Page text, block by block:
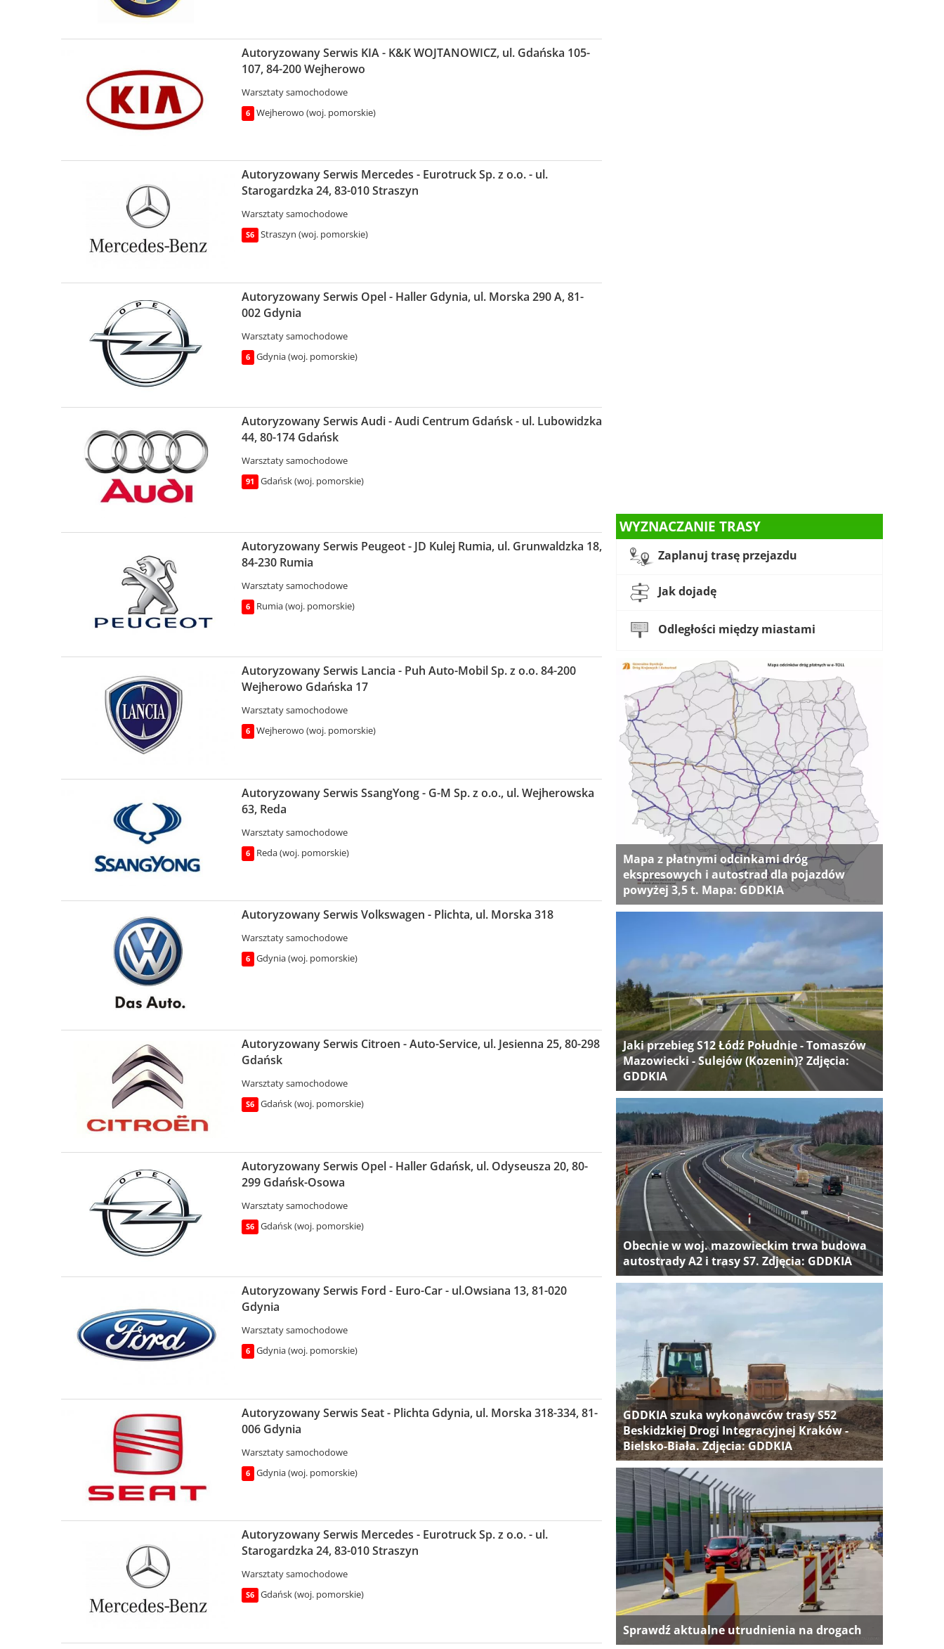
Autoryzowany Serwis KIA - K&K WOJTANOWICZ, ul. Gdańska 105-
107, 84-200 Wejherowo
Warsztaty samochodowe
6 Wejherowo (woj. pomorskie)
Autoryzowany Serwis Mercedes - Eurotruck Sp. z o.o. - ul.
Starogardzka 24, 83-010 Straszyn
Warsztaty samochodowe
S6 Straszyn (woj. pomorskie)
Autoryzowany Serwis Opel - Haller Gdynia, ul. Morska 290 A, 81-
002 Gdynia
Warsztaty samochodowe
6 Gdynia (woj. pomorskie)
Autoryzowany Serwis Audi - Audi Centrum Gdańsk - ul. Lubowidzka
44, 80-174 Gdańsk
Warsztaty samochodowe
91 Gdańsk (woj. pomorskie)
Autoryzowany Serwis Peugeot - JD Kulej Rumia, ul. Grunwaldzka 18,
84-230 Rumia
Warsztaty samochodowe
6 Rumia (woj. pomorskie)
Autoryzowany Serwis Lancia - Puh Auto-Mobil Sp. z o.o. 84-200
Wejherowo Gdańska 17
Warsztaty samochodowe
6 Wejherowo (woj. pomorskie)
Autoryzowany Serwis SsangYong - G-M Sp. z o.o., ul. Wejherowska
63, Reda
Warsztaty samochodowe
6 Reda (woj. pomorskie)
Autoryzowany Serwis Volkswagen - Plichta, ul. Morska 318
Warsztaty samochodowe
6 Gdynia (woj. pomorskie)
Autoryzowany Serwis Citroen - Auto-Service, ul. Jesienna 25, 80-298
Gdańsk
Warsztaty samochodowe
S6 Gdańsk (woj. pomorskie)
Autoryzowany Serwis Opel - Haller Gdańsk, ul. Odyseusza 20, 80-
299 Gdańsk-Osowa
Warsztaty samochodowe
S6 Gdańsk (woj. pomorskie)
Autoryzowany Serwis Ford - Euro-Car - ul.Owsiana 13, 81-020
Gdynia
Warsztaty samochodowe
6 Gdynia (woj. pomorskie)
Autoryzowany Serwis Seat - Plichta Gdynia, ul. Morska 318-334, 81-
006 Gdynia
Warsztaty samochodowe
6 Gdynia (woj. pomorskie)
Autoryzowany Serwis Mercedes - Eurotruck Sp. z o.o. - ul.
Starogardzka 24, 83-010 Straszyn
Warsztaty samochodowe
S6 Gdańsk (woj. pomorskie)
WYZNACZANIE TRASY
Zaplanuj trasę przejazdu
Jak dojadę
Odległości między miastami
Mapa z płatnymi odcinkami dróg
ekspresowych i autostrad dla pojazdów
powyżej 3,5 t. Mapa: GDDKIA
Jaki przebieg S12 Łódź Południe - Tomaszów
Mazowiecki - Sulejów (Kozenin)? Zdjęcia:
GDDKIA
Obecnie w woj. mazowieckim trwa budowa
autostrady A2 i trasy S7. Zdjęcia: GDDKIA
GDDKIA szuka wykonawców trasy S52
Beskidzkiej Drogi Integracyjnej Kraków -
Bielsko-Biała. Zdjęcia: GDDKIA
Sprawdź aktualne utrudnienia na drogach